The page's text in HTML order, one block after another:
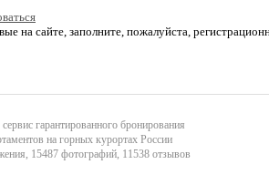
на сайте, заполните, пожалуйста,
сервис гарантированного бронирования
на горных курортах России
15487 фотографий, 11538 отзывов